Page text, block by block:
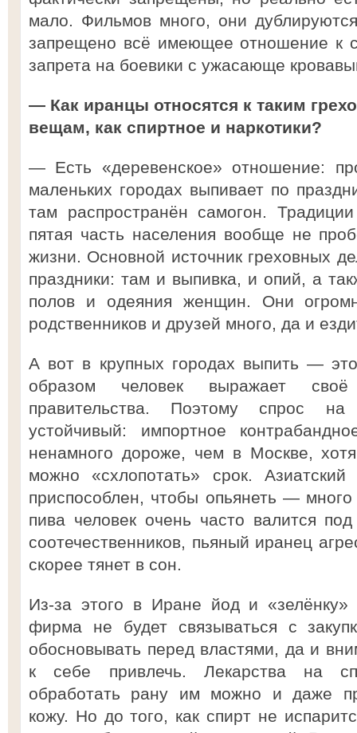
мало. Фильмов много, они
запрещено всё имеющее отношение к
запрета на боевики с ужасающе
— Как иранцы относятся к таким
вещам, как спиртное и наркотики?
— Есть «деревенское» отношение:
маленьких городах выпивает по
там распространён самогон.
пятая часть населения вообще не
жизни. Основной источник греховных
праздники: там и выпивка, и опий, а
полов и одеяния женщин. Они
родственников и друзей много, да и
А вот в крупных городах выпить —
образом человек выражает
правительства. Поэтому спрос на
устойчивый: импортное
ненамного дороже, чем в Москве,
можно «схлопотать» срок.
приспособлен, чтобы опьянеть —
пива человек очень часто валится
соотечественников, пьяный иранец
скорее тянет в сон.
Из-за этого в Иране йод и
фирма не будет связываться с
обосновывать перед властями, да и
к себе привлечь. Лекарства на
обработать рану им можно и даже
кожу. Но до того, как спирт не